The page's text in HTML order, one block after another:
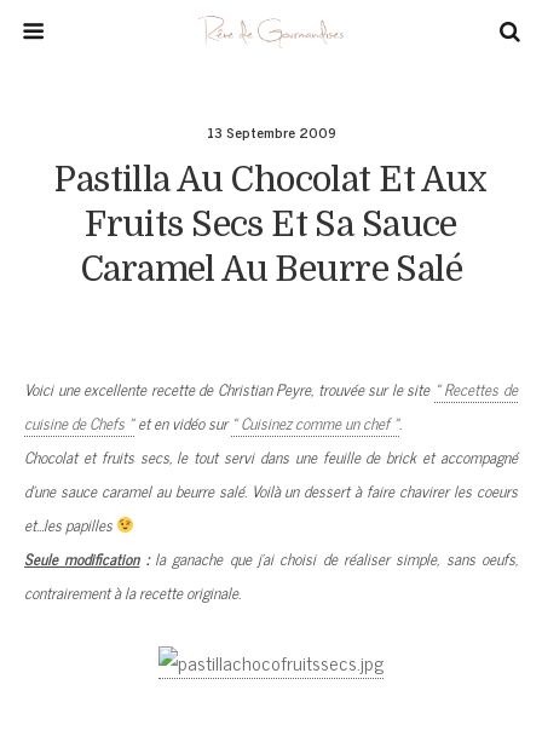
13 Septembre 2009
Pastilla Au Chocolat Et Aux
Fruits Secs Et Sa Sauce
Caramel Au Beurre Salé
Voici une excellente recette de Christian Peyre, trouvée sur le site « Recettes de
cuisine de Chefs »et en vidéo sur« Cuisinez comme un chef ».
Chocolat et fruits secs, le tout servi dans une feuille de brick et accompagné
d’une saucecaramel au beurre salé. Voilà un dessert à faire chavirer les coeurs
et…les papilles
Seule modification :la ganache que j’ai choisi de réaliser simple, sans oeufs,
contrairement à la recette originale.